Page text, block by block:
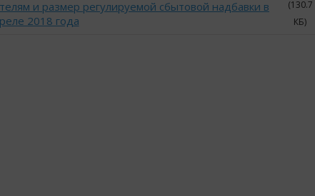
и размер регулируемой сбытовой надбавки в
2018 года
(130.7
КБ)